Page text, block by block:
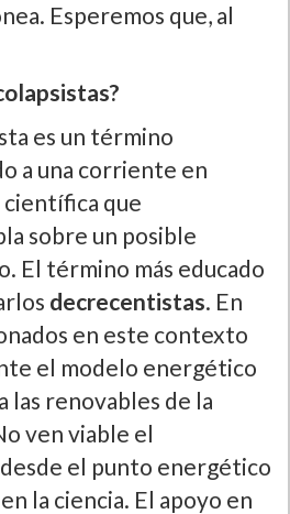
Esperemos que, al
es un término
a una corriente en
que
sobre un posible
El término más educado
decrecentistas. En
en este contexto
el modelo energético
las renovables de la
ven viable el
el punto energético
la ciencia. El apoyo en